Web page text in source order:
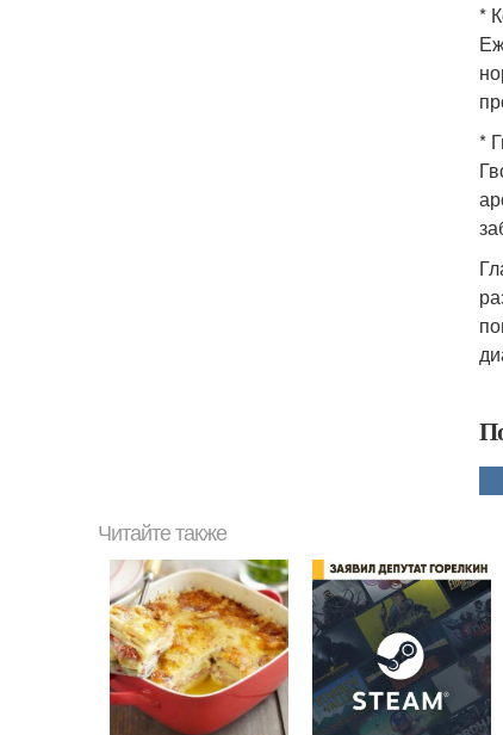
*
*
Читайте также